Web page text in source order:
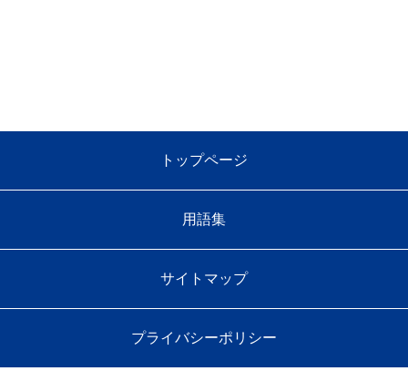
トップページ
用語集
サイトマップ
プライバシーポリシー